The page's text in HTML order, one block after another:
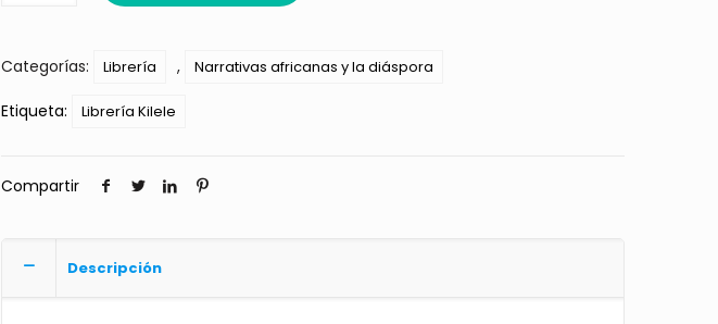
Categorías: Librería , Narrativas africanas y la diáspora
Etiqueta: Librería Kilele
Compartir
Descripción